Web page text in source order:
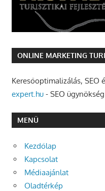
ONLINE MARKETING
Keresőoptimalizálás, SEO
expert.hu- SEO
MENÜ
Kezdőlap
Kapcsolat
Médiaajánlat
Oladtérkép